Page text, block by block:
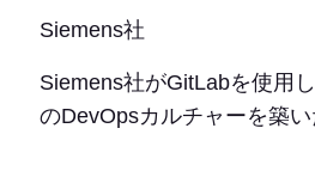
Siemens社
Siemens社がGitLabを使用
のDevOpsカルチャーを築